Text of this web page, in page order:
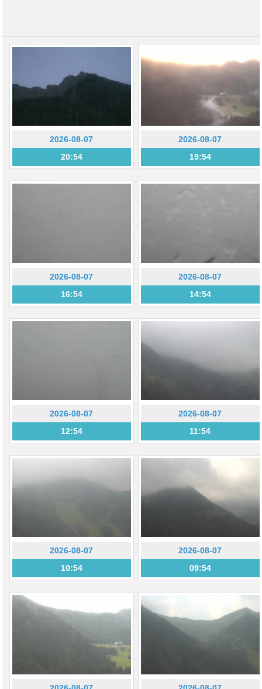
2026-08-07
20:54
2026-08-07
19:54
2026-08-07
16:54
2026-08-07
14:54
2026-08-07
12:54
2026-08-07
11:54
2026-08-07
10:54
2026-08-07
09:54